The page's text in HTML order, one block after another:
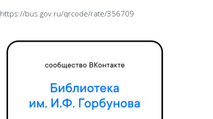
https://bus.gov.ru/qrcode/rate/356709